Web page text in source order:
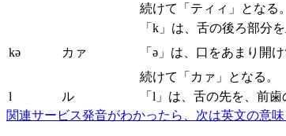
続けて「ティィ」となる。
kə カァ
「k」は、舌の後ろ部分
「ə」は、口をあまり開
続けて「カァ」となる。
l
ル
「l」は、舌の先を、前
関連サービス発音がわかったら、次は英文の意